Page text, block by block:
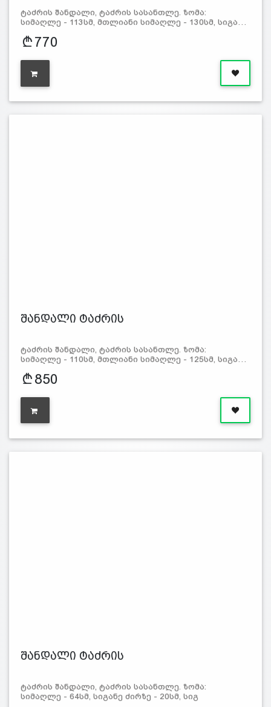
ტაძრის შანდალი, ტაძრის სასანთლე. ზომა:
სიმაღლე - 113სმ, მთლიანი სიმაღლე - 130სმ, სიგა…
770
შანდალი ტაძრის
ტაძრის შანდალი, ტაძრის სასანთლე. ზომა:
სიმაღლე - 110სმ, მთლიანი სიმაღლე - 125სმ, სიგა…
850
შანდალი ტაძრის
ტაძრის შანდალი, ტაძრის სასანთლე. ზომა:
სიმაღლე - 64სმ, სიგანე ძირზე - 20სმ, სიგ